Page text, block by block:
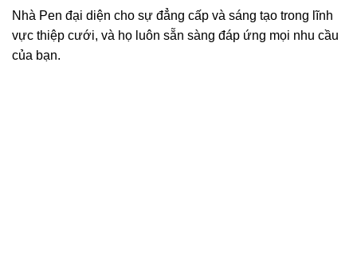
Nhà Pen đại diện cho sự đẳng cấp và sáng tạo trong lĩnh
vực thiệp cưới, và họ luôn sẵn sàng đáp ứng mọi nhu cầu
của bạn.